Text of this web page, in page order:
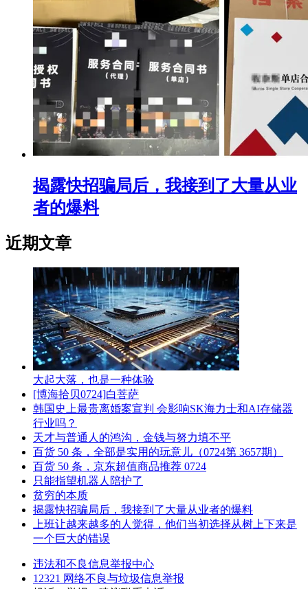
揭露快招骗局后，我接到了大量从业
者的爆料
近期文章
大起大落，也是一种体验
[博海拾贝0724]白菩萨
韩国史上最贵离婚案宣判 会影响SK海力士和AI存储器
行业吗？
天才与普通人的鸿沟，金钱与努力填不平
百货 50 条，全部是实用的玩意儿（0724第 3657期）
百货 50 条，京东超值商品推荐 0724
只能指望机器人陪护了
贫穷的本质
揭露快招骗局后，我接到了大量从业者的爆料
上班让越来越多的人觉得，他们当初选择从树上下来是
一个巨大的错误
违法和不良信息举报中心
12321 网络不良与垃圾信息举报